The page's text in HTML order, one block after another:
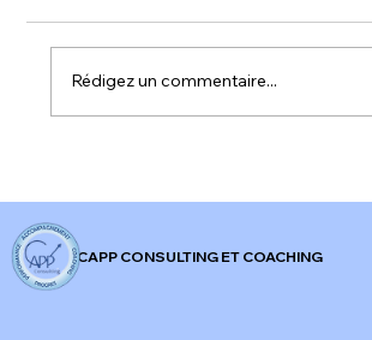
𝐅𝐫𝐚𝐧𝐜𝐞 !
Rédigez un commentaire...
CAPP CONSULTING ET COACHING